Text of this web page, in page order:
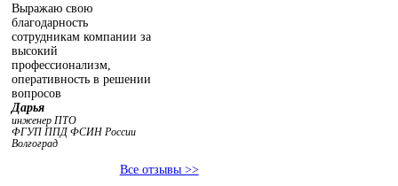
Выражаю свою
благодарность
сотрудникам компании за
высокий
профессионализм,
оперативность в решении
вопросов
Дарья
инженер ПТО
ФГУП ППД ФСИН России
Волгоград
Все отзывы >>